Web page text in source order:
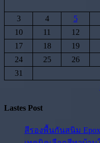
3
4 5
10
11 12
17
18 19
24
25 26
31
Lastes Post
สีรองพื้นกันสนิม